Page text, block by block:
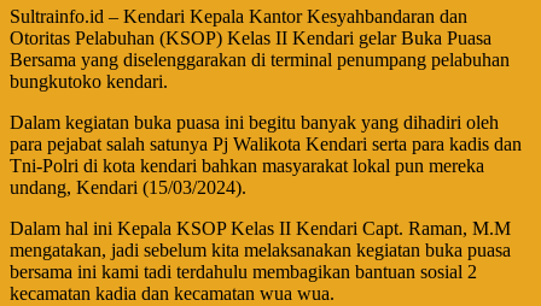
Sultrainfo.id – Kendari Kepala Kantor Kesyahbandaran dan
Otoritas Pelabuhan (KSOP) Kelas II Kendari gelar Buka Puasa
Bersama yang diselenggarakan di terminal penumpang pelabuhan
bungkutoko kendari.
Dalam kegiatan buka puasa ini begitu banyak yang dihadiri oleh
para pejabat salah satunya Pj Walikota Kendari serta para kadis dan
Tni-Polri di kota kendari bahkan masyarakat lokal pun mereka
undang, Kendari (15/03/2024).
Dalam hal ini Kepala KSOP Kelas II Kendari Capt. Raman, M.M
mengatakan, jadi sebelum kita melaksanakan kegiatan buka puasa
bersama ini kami tadi terdahulu membagikan bantuan sosial 2
kecamatan kadia dan kecamatan wua wua.